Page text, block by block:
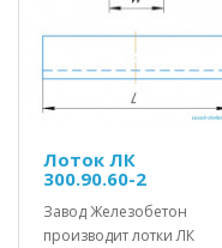
Лоток ЛК
300.90.60-2
Завод Железобетон
производит лотки ЛК